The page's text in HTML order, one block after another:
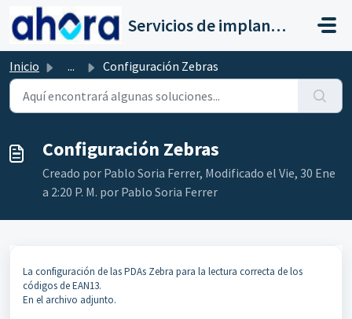
Saltar al contenido principal
Servicios de implantación a clientes de Ahora
Inicio ... Configuración Zebras
Configuración Zebras
Creado por Pablo Soria Ferrer, Modificado el Vie, 30 Ene
a 2:20 P. M. por Pablo Soria Ferrer
La configuración de las PDAs Zebra para la lectura correcta de los
códigos de EAN13.
En el archivo adjunto.